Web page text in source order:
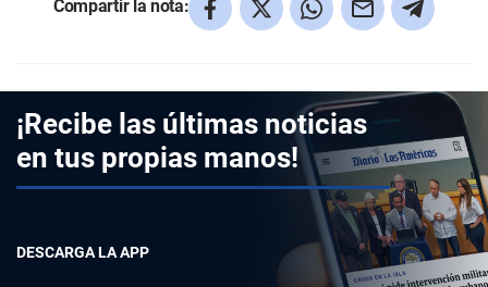
Compartir la nota:
¡Recibe las últimas noticias
en tus propias manos!
DESCARGA LA APP